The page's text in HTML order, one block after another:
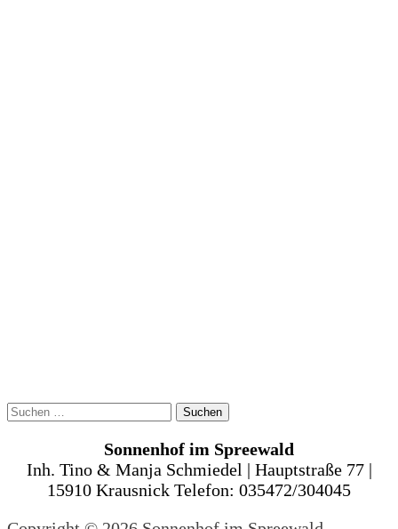
Suchen
Sonnenhof im Spreewald
Inh. Tino & Manja Schmiedel | Hauptstraße 77 |
15910 Krausnick Telefon: 035472/304045